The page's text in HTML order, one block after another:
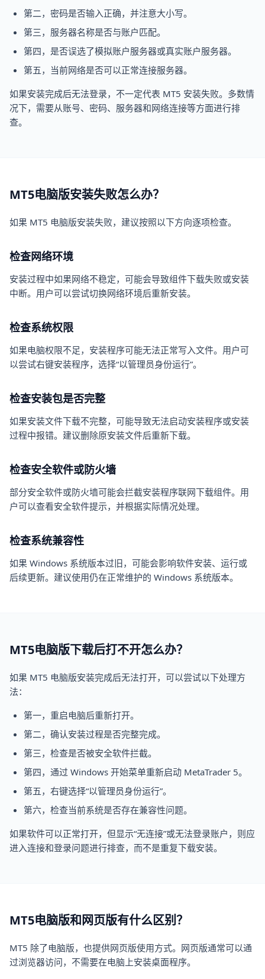
第二，密码是否输入正确，并注意大小写。
第三，服务器名称是否与账户匹配。
第四，是否误选了模拟账户服务器或真实账户服务器。
第五，当前网络是否可以正常连接服务器。
如果安装完成后无法登录，不一定代表 MT5 安装失败。多数情
况下，需要从账号、密码、服务器和网络连接等方面进行排
查。
MT5电脑版安装失败怎么办？
如果 MT5 电脑版安装失败，建议按照以下方向逐项检查。
检查网络环境
安装过程中如果网络不稳定，可能会导致组件下载失败或安装
中断。用户可以尝试切换网络环境后重新安装。
检查系统权限
如果电脑权限不足，安装程序可能无法正常写入文件。用户可
以尝试右键安装程序，选择“以管理员身份运行”。
检查安装包是否完整
如果安装文件下载不完整，可能导致无法启动安装程序或安装
过程中报错。建议删除原安装文件后重新下载。
检查安全软件或防火墙
部分安全软件或防火墙可能会拦截安装程序联网下载组件。用
户可以查看安全软件提示，并根据实际情况处理。
检查系统兼容性
如果 Windows 系统版本过旧，可能会影响软件安装、运行或
后续更新。建议使用仍在正常维护的 Windows 系统版本。
MT5电脑版下载后打不开怎么办？
如果 MT5 电脑版安装完成后无法打开，可以尝试以下处理方
法：
第一，重启电脑后重新打开。
第二，确认安装过程是否完整完成。
第三，检查是否被安全软件拦截。
第四，通过 Windows 开始菜单重新启动 MetaTrader 5。
第五，右键选择“以管理员身份运行”。
第六，检查当前系统是否存在兼容性问题。
如果软件可以正常打开，但显示“无连接”或无法登录账户，则应
进入连接和登录问题进行排查，而不是重复下载安装。
MT5电脑版和网页版有什么区别？
MT5 除了电脑版，也提供网页版使用方式。网页版通常可以通
过浏览器访问，不需要在电脑上安装桌面程序。